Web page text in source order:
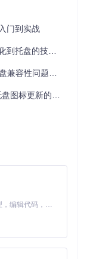
多种Linux发行
数组，方便地
资源都在可执
门到实战
盘的技术方案
分析与解决方案
新的技术分析
Claude Code 的开源替代方案。连接任意大模型，编辑代码，运行命令，自动验证 — 全自动执行。用 Rust 构建，极致性能。 ｜ An open-source alternative to Claude Code. Connect any LLM, edit code, run commands, and verify changes — autonomously. Built in Rust for speed. Get Started